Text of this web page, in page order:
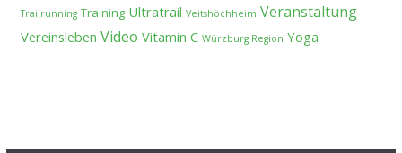
Trailrunning Training Ultratrail Veitshöchheim Veranstaltung
Vereinsleben Video Vitamin C Würzburg Region Yoga